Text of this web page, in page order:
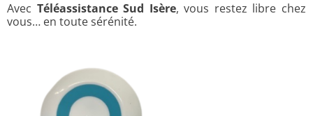
Avec Téléassistance Sud Isère, vous restez libre chez
vous… en toute sérénité.